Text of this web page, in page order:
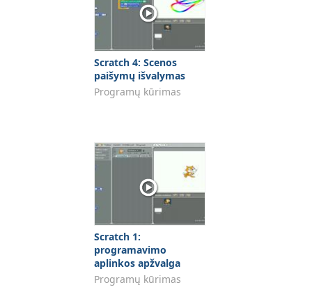
Scratch 4: Scenos
paišymų išvalymas
Programų kūrimas
Scratch 1:
programavimo
aplinkos apžvalga
Programų kūrimas